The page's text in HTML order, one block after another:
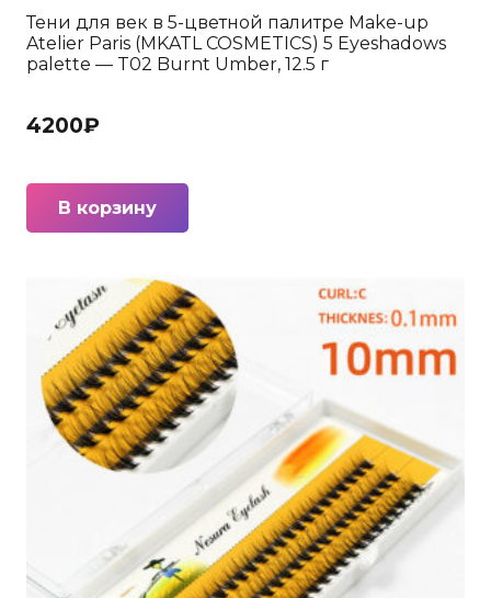
Тени для век в 5-цветной палитре Make-up
Atelier Paris (MKATL COSMETICS) 5 Eyeshadows
palette — T02 Burnt Umber, 12.5 г
4200₽
В корзину